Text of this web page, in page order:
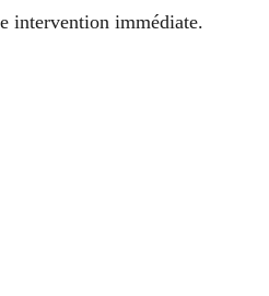
intervention immédiate.